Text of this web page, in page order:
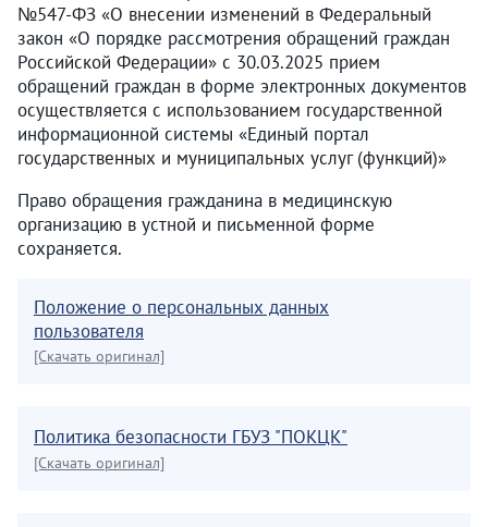
№547-ФЗ «О внесении изменений в Федеральный
закон «О порядке рассмотрения обращений граждан
Российской Федерации» с 30.03.2025 прием
обращений граждан в форме электронных документов
осуществляется с использованием государственной
информационной системы «Единый портал
государственных и муниципальных услуг (функций)»
Право обращения гражданина в медицинскую
организацию в устной и письменной форме
сохраняется.
Положение о персональных данных
пользователя
[Скачать оригинал]
Политика безопасности ГБУЗ "ПОКЦК"
[Скачать оригинал]